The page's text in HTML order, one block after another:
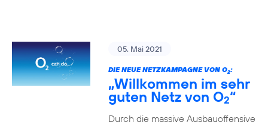
05. Mai 2021
DIE NEUE NETZKAMPAGNE VON O2:
„Willkommen im sehr
guten Netz von O2“
Durch die massive Ausbauoffensive